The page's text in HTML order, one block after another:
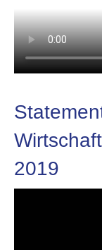
2019